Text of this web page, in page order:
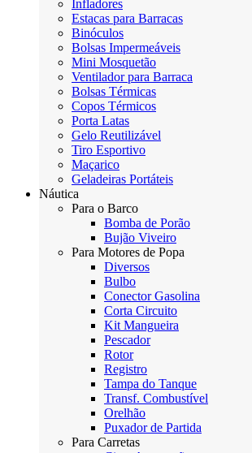
Infladores
Estacas para Barracas
Binóculos
Bolsas Impermeáveis
Mini Mosquetão
Ventilador para Barraca
Bolsas Térmicas
Copos Térmicos
Porta Latas
Gelo Reutilizável
Tiro Esportivo
Maçarico
Geladeiras Portáteis
Náutica
Para o Barco
Bomba de Porão
Bujão Viveiro
Para Motores de Popa
Diversos
Bulbo
Conector Gasolina
Corta Circuito
Kit Mangueira
Pescador
Rotor
Registro
Tampa do Tanque
Transf. Combustível
Orelhão
Puxador de Partida
Para Carretas